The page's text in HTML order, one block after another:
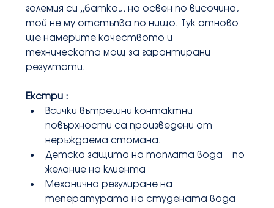
големия си „батко“, но освен по височина,
той не му отстъпва по нищо. Тук отново
ще намерите качеството и
техническата мощ за гарантирани
резултати.
Екстри :
Всички вътрешни контактни
повърхности са произведени от
неръждаема стомана.
Детска защита на топлата вода – по
желание на клиента
Механично регулиране на
тепературата на студената вода